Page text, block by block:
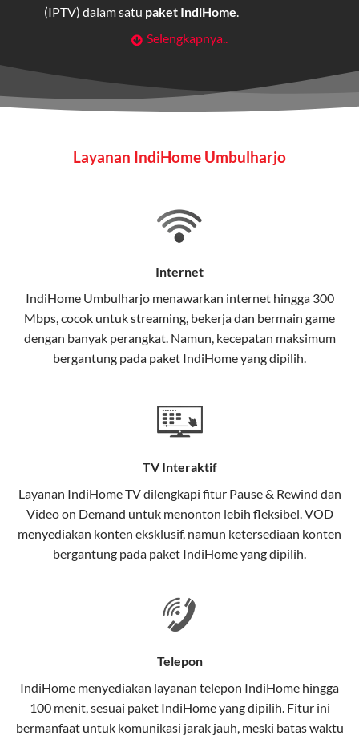
(IPTV) dalam satu paket IndiHome
Layanan Wifi Indihome ini dirancang untuk
maupun individu yang membutuhkan konektivitas dan
hiburan berkualitas tinggi.
pengguna rumah dan bisnis.
stabil, dan memiliki berbagai pilihan paket IndiHome
Selain internet, layanan IndiHome juga mencakup TV
interaktif (IndiHome TV) dan telepon rumah dalam
satu paket.
Teknologi di Balik WiFi IndiHome
Wifi IndiHome menggunakan teknologi Fiber To The
menggunakan kabel serat optik hingga ke rumah
pelanggan. Teknologi ini memiliki beberapa
keunggulan:
Kecepatan Tinggi
dibandingkan kabel tembaga atau DSL.
elektromagnetik, sehingga koneksi tetap lancar.
Latensi Rendah
Selengkapnya..
Layanan IndiHome Umbulharjo
Internet
IndiHome Umbulharjo menawarkan internethingga 300
Mbps, cocok untuk streaming, bekerja dan bermain game
dengan banyak perangkat. Namun, kecepatan maksimum
bergantung pada paket IndiHome yang dipilih.
TV Interaktif
Layanan IndiHome TVdilengkapi fitur Pause & Rewind dan
Video on Demand untuk menonton lebih fleksibel. VOD
menyediakan konten eksklusif, namun ketersediaan konten
bergantung pada paket IndiHome yang dipilih.
Telepon
IndiHome menyediakan layanan telepon IndiHome hingga
100 menit, sesuai paket IndiHome yang dipilih. Fitur ini
bermanfaat untuk komunikasi jarak jauh, meski batas waktu